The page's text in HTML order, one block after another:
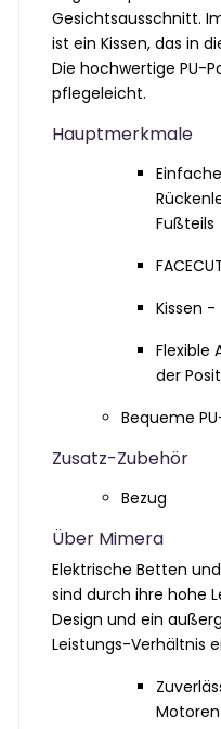
Gesichtsausschnitt.
ist ein Kissen, das in
Die hochwertige PU-
pflegeleicht.
Hauptmerkmale
Fußteils
Kissen
Flexible
der
Bequeme
Zusatz-Zubehör
Bezug
Über Mimera
Elektrische Betten
sind durch ihre hohe
Design und ein
Leistungs-Verhältnis